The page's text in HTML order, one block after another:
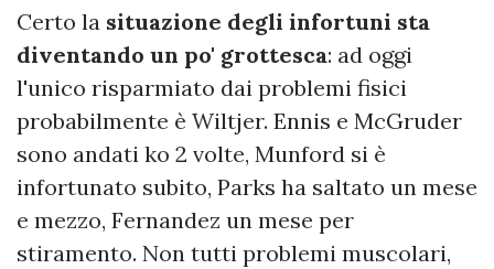
Certo la situazione degli infortuni sta
diventando un po' grottesca: ad oggi
l'unico risparmiato dai problemi fisici
probabilmente è Wiltjer. Ennis e McGruder
sono andati ko 2 volte, Munford si è
infortunato subito, Parks ha saltato un mese
e mezzo, Fernandez un mese per
stiramento. Non tutti problemi muscolari,